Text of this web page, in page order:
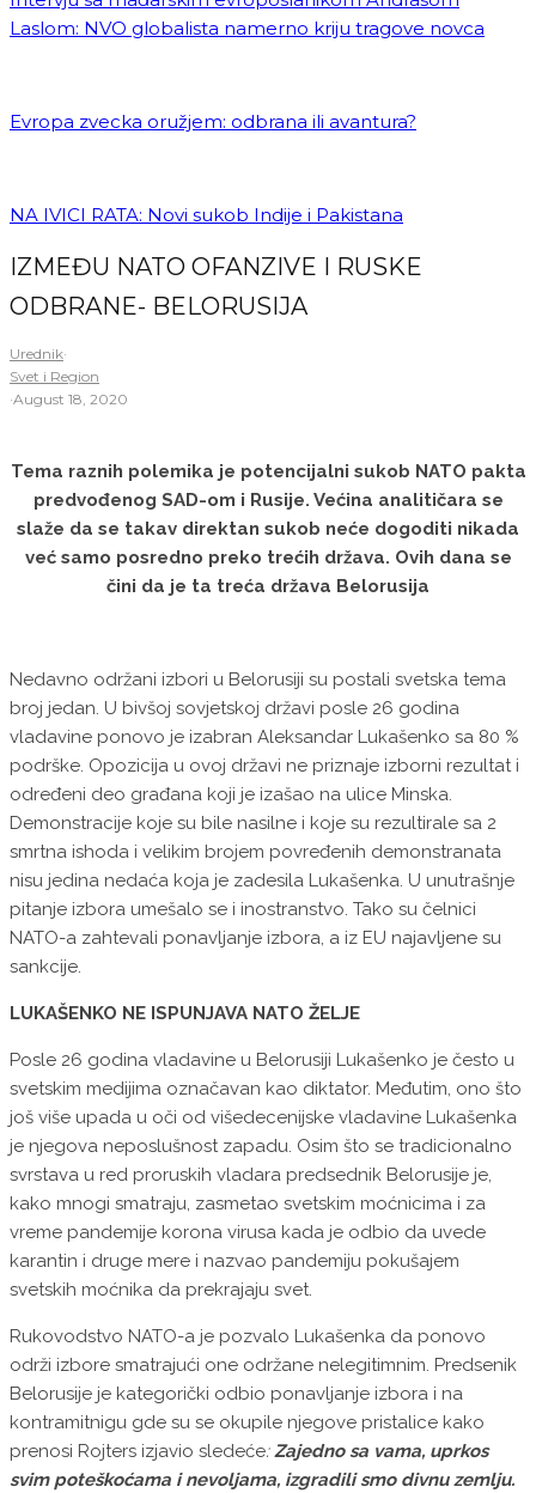
Laslom: NVO globalista namerno kriju tragove novca
Evropa zvecka oružjem: odbrana ili avantura?
NA IVICI RATA: Novi sukob Indije i Pakistana
IZMEĐU NATO OFANZIVE I RUSKE
ODBRANE- BELORUSIJA
Urednik·
Svet i Region
·August 18, 2020
Tema raznih polemika je potencijalni sukob NATO pakta
predvođenog SAD-om i Rusije. Većina analitičara se
slaže da se takav direktan sukob neće dogoditi nikada
već samo posredno preko trećih država. Ovih dana se
čini da je ta treća država Belorusija
Nedavno održani izbori u Belorusiji su postali svetska tema
broj jedan. U bivšoj sovjetskoj državi posle 26 godina
vladavine ponovo je izabran Aleksandar Lukašenko sa 80 %
podrške. Opozicija u ovoj državi ne priznaje izborni rezultat i
određeni deo građana koji je izašao na ulice Minska.
Demonstracije koje su bile nasilne i koje su rezultirale sa 2
smrtna ishoda i velikim brojem povređenih demonstranata
nisu jedina nedaća koja je zadesila Lukašenka. U unutrašnje
pitanje izbora umešalo se i inostranstvo. Tako su čelnici
NATO-a zahtevali ponavljanje izbora, a iz EU najavljene su
sankcije.
LUKAŠENKO NE ISPUNJAVA NATO ŽELJE
Posle 26 godina vladavine u Belorusiji Lukašenko je često u
svetskim medijima označavan kao diktator. Međutim, ono što
još više upada u oči od višedecenijske vladavine Lukašenka
je njegova neposlušnost zapadu. Osim što se tradicionalno
svrstava u red proruskih vladara predsednik Belorusije je,
kako mnogi smatraju, zasmetao svetskim moćnicima i za
vreme pandemije korona virusa kada je odbio da uvede
karantin i druge mere i nazvao pandemiju pokušajem
svetskih moćnika da prekrajaju svet.
Rukovodstvo NATO-a je pozvalo Lukašenka da ponovo
održi izbore smatrajući one održane nelegitimnim. Predsenik
Belorusije je kategorički odbio ponavljanje izbora i na
kontramitnigu gde su se okupile njegove pristalice kako
prenosi Rojters izjavio sledeće: Zajedno sa vama, uprkos
svim poteškoćama i nevoljama, izgradili smo divnu zemlju.